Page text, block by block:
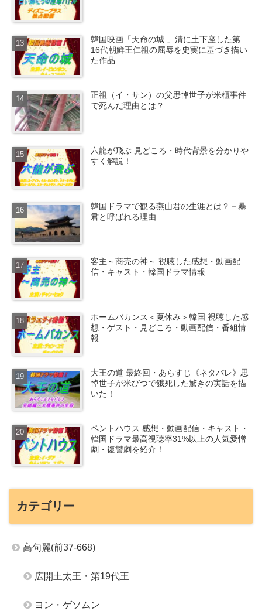
韓国映画「天命の城 」清に土下座した第
16代朝鮮王仁祖の屈辱を史実に基づき描い
た作品
正祖（イ・サン）の父思悼世子が米櫃事件
で死んだ理由とは？
六龍が飛ぶ 見どころ・時代背景を分かりや
すく解説！
韓国ドラマで観る燕山君の生涯とは？－暴
君と呼ばれる理由
客主～商売の神～ 視聴した感想・動画配
信・キャスト・韓国ドラマ情報
ホームバカンス＜夏休み＞韓国 視聴した感
想・ゲスト・見どころ・動画配信・番組情
報
大王の道 最終回・あらすじ《ネタバレ》思
悼世子が米びつで餓死した驚きの実話を描
いた！
ペントハウス 感想・動画配信・キャスト・
韓国ドラマ最高視聴率31%以上の人気愛憎
劇・復讐劇を紹介！
カテゴリー
高句麗(前37-668)
広開土太王・第19代王
ヨン・ゲソムン